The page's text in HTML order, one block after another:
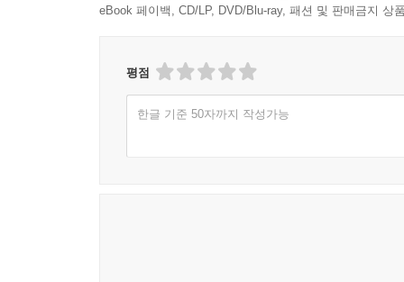
eBook 페이백, CD/LP, DVD/Blu-ray, 패션 및 판매금지 상
평점
한글 기준 50자까지 작성가능